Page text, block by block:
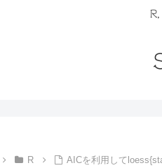
R AICを利用して